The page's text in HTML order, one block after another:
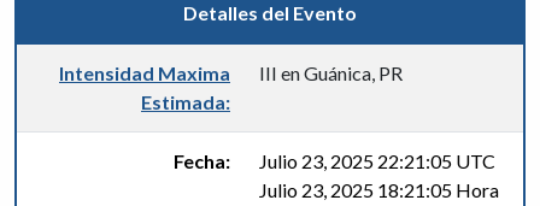
Detalles del Evento
Intensidad Maxima
Estimada:
III en Guánica, PR
Fecha:
Julio 23, 2025 22:21:05 UTC
Julio 23, 2025 18:21:05 Hora